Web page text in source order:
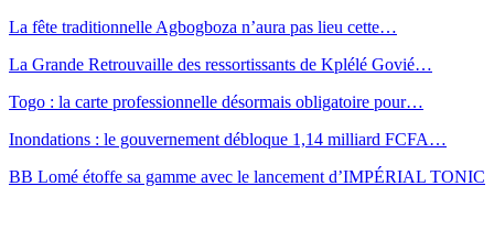
La fête traditionnelle Agbogboza n’aura pas lieu cette…
La Grande Retrouvaille des ressortissants de Kplélé Govié…
Togo : la carte professionnelle désormais obligatoire pour…
Inondations : le gouvernement débloque 1,14 milliard FCFA…
BB Lomé étoffe sa gamme avec le lancement d’IMPÉRIAL TONIC